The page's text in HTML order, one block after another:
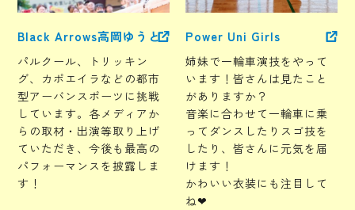
Black Arrows高岡ゆうと
パルクール、トリッキン
グ、カポエイラなどの都市
型アーバンスポーツに挑戦
しています。各メディアか
らの取材・出演等取り上げ
ていただき、今後も最高の
パフォーマンスを披露しま
す！
Power Uni Girls
姉妹で一輪車演技をやって
います！皆さんは見たこと
がありますか？
音楽に合わせて一輪車に乗
ってダンスしたりスゴ技を
したり、皆さんに元気を届
けます！
かわいい衣装にも注目して
ね❤